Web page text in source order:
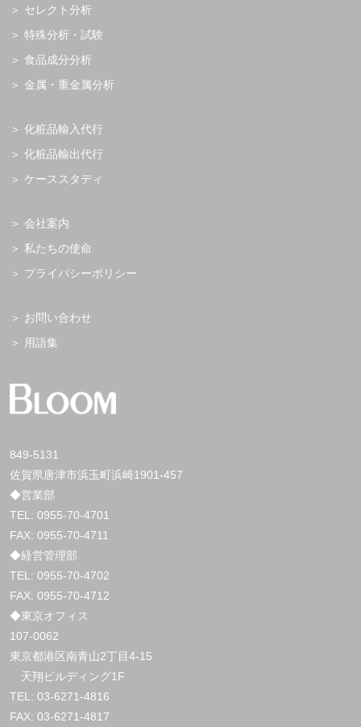
849-5131
佐賀県唐津市浜玉町浜崎1901-457
◆営業部
TEL: 0955-70-4701
FAX: 0955-70-4711
◆経営管理部
TEL: 0955-70-4702
FAX: 0955-70-4712
◆東京オフィス
107-0062
東京都港区南青山2丁目4-15
天翔ビルディング1F
TEL: 03-6271-4816
FAX: 03-6271-4817
セレクト分析
特殊分析・試験
食品成分分析
金属・重金属分析
化粧品輸入代行
化粧品輸出代行
ケーススタディ
会社案内
私たちの使命
プライバシーポリシー
お問い合わせ
用語集